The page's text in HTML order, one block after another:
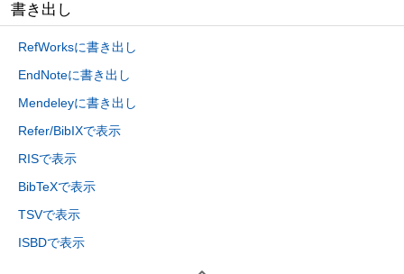
書き出し
RefWorksに書き出し
EndNoteに書き出し
Mendeleyに書き出し
Refer/BibIXで表示
RISで表示
BibTeXで表示
TSVで表示
ISBDで表示